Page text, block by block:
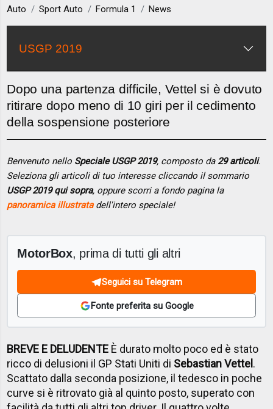
Auto Sport Auto Formula 1 News
USGP 2019
Dopo una partenza difficile, Vettel si è dovuto
ritirare dopo meno di 10 giri per il cedimento
della sospensione posteriore
Benvenuto nello Speciale USGP 2019, composto da 29 articoli.
Seleziona gli articoli di tuo interesse cliccando il sommario
USGP 2019 qui sopra, oppure scorri a fondo pagina la
panoramica illustratadell'intero speciale!
MotorBox, prima di tutti gli altri
Seguici su Telegram
Fonte preferita su Google
BREVE E DELUDENTE È durato molto poco ed è stato
ricco di delusioni il GP Stati Uniti di Sebastian Vettel.
Scattato dalla seconda posizione, il tedesco in poche
curve si è ritrovato già al quinto posto, superato con